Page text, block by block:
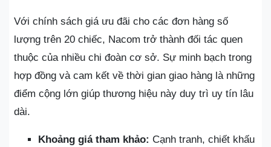
Với chính sách giá ưu đãi cho các đơn hàng số
lượng trên 20 chiếc, Nacom trở thành đối tác quen
thuộc của nhiều chi đoàn cơ sở. Sự minh bạch trong
hợp đồng và cam kết về thời gian giao hàng là những
điểm cộng lớn giúp thương hiệu này duy trì uy tín lâu
dài.
Khoảng giá tham khảo: Cạnh tranh, chiết khấu